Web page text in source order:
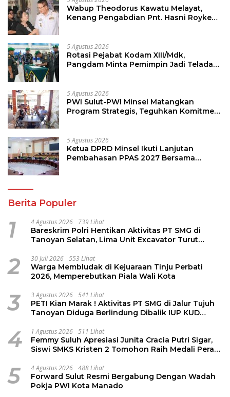
Wabup Theodorus Kawatu Melayat,
Kenang Pengabdian Pnt. Hasni Royke
5 Agustus 2026
Rotasi Pejabat Kodam XIII/Mdk,
Pangdam Minta Pemimpin Jadi Teladan
5 Agustus 2026
PWI Sulut-PWI Minsel Matangkan
Program Strategis, Teguhkan Komitmen
5 Agustus 2026
Ketua DPRD Minsel Ikuti Lanjutan
Pembahasan PPAS 2027 Bersama
Berita Populer
1 4 Agustus 2026 739 Lihat
Bareskrim Polri Hentikan Aktivitas PT SMG di
Tanoyan Selatan, Lima Unit Excavator Turut
2 30 Juli 2026 553 Lihat
Warga Membludak di Kejuaraan Tinju Perbati
2026, Memperebutkan Piala Wali Kota
3 3 Agustus 2026 541 Lihat
PETI Kian Marak ! Aktivitas PT SMG di Jalur Tujuh
Tanoyan Diduga Berlindung Dibalik IUP KUD
4 1 Agustus 2026 511 Lihat
Femmy Suluh Apresiasi Junita Cracia Putri Sigar,
Siswi SMKS Kristen 2 Tomohon Raih Medali Perak
5 4 Agustus 2026 488 Lihat
Forward Sulut Resmi Bergabung Dengan Wadah
Pokja PWI Kota Manado